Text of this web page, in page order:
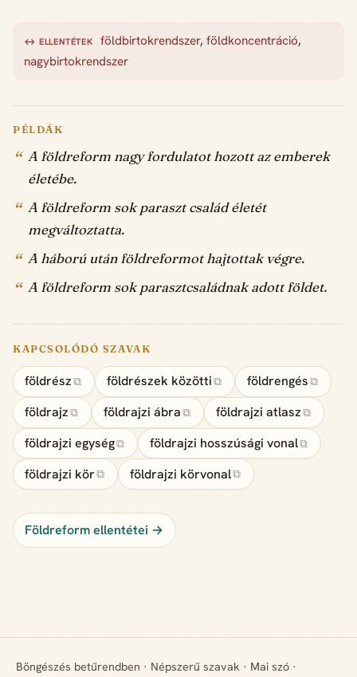
↔ ELLENTÉTEK földbirtokrendszer,földkoncentráció,
nagybirtokrendszer
PÉLDÁK
A földreform nagy fordulatot hozott az emberek
életébe.
A földreform sok paraszt család életét
megváltoztatta.
A háború után földreformot hajtottak végre.
A földreform sok parasztcsaládnak adott földet.
KAPCSOLÓDÓ SZAVAK
földrész ⧉ földrészek közötti ⧉ földrengés ⧉
földrajz ⧉ földrajzi ábra ⧉ földrajzi atlasz ⧉
földrajzi egység⧉ földrajzi hosszúsági vonal⧉
földrajzi kör⧉ földrajzi körvonal⧉
Földreform ellentétei →
Böngészés betűrendben · Népszerű szavak · Mai szó ·